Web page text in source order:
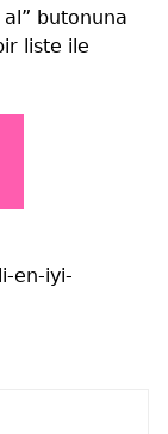
al” butonuna
liste ile
en-iyi-